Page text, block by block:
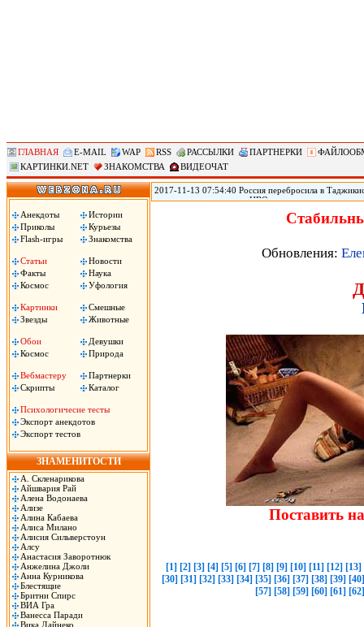
ГЛАВНАЯ E-MAIL WAP RSS РАССЫЛКИ ПАРТНЕРКИ
КАРТИНКИ.NET
ЗНАКОМСТВА ВИДЕОЧАТ
Анекдоты
Истории
Приколы
Курьезы
Flash-игры
Знакомства
Статьи
Новости
Факты
Наука
Космос
Уфология
Картинки
Смешные
Звезды
Животные
Обои
Девушки
Космос
Природа
Вебмастеру
Партнерки
Скрипты
Каталог
Психологичесие тесты
Экспорт анекдотов
Экспорт тестов
ЗНАМЕНИТОСТИ
А. Скленарикова
Айшвария Рай
Алена Водонаева
Ализе
Алина Кабаева
Алиса Милано
Алисия Сильверстоун
Алсу
Анастасия Заворотнюк
Анжелина Джоли
Анна Курникова
Блестящие
Бритни Спирс
ВИА Гра
Ванесса Паради
Вика Дайнеко
2017-11-13 07:54:40 Россия перебросила в
самолетов и вертолетов ЦВО на
вертолетов Центрального военного округа
Обновления:
Поставить
[1] [2] [3] [4] [5] [6] [7] [8] [9] [10] [11] [12] [13]
[30] [31] [32] [33] [34] [35] [36] [37] [38] [39] [40]
[57] [58] [59] [60] [61] [62]